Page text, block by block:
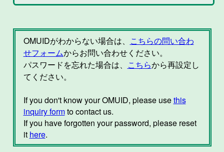
OMUIDがわからない場合は、
こちらの問い合わ
せフォームからお問い合わせください。
パスワードを忘れた場合は、
こちらから再設定し
てください。
If you don't know your OMUID, please usethis
inquiry formto contact us.
If you have forgotten your password, please reset
it here.